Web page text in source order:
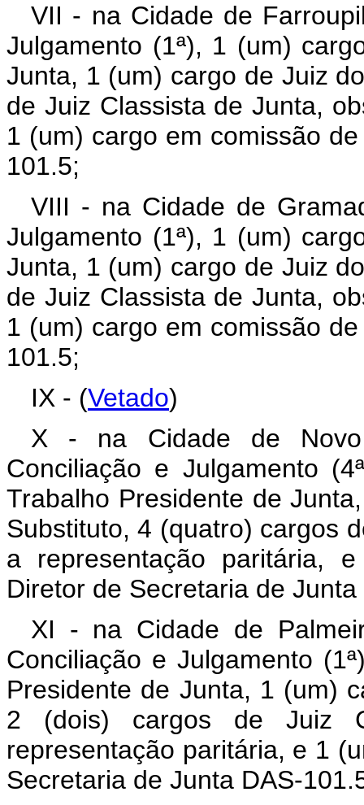
VII - na Cidade de
Julgamento (1ª), 1 (um)
Junta, 1 (um) cargo de Juiz
de Juiz Classista de Junta,
1 (um) cargo em comissão
101.5;
VIII - na Cidade de
Julgamento (1ª), 1 (um)
Junta, 1 (um) cargo de Juiz
de Juiz Classista de Junta,
1 (um) cargo em comissão
101.5;
IX - (Vetado)
X - na Cidade de
Conciliação e Julgamento
Trabalho Presidente de
Substituto, 4 (quatro) cargos
a representação paritária,
Diretor de Secretaria de
XI - na Cidade de
Conciliação e Julgamento
Presidente de Junta, 1 (um)
2 (dois) cargos de Juiz
representação paritária, e 1
Secretaria de Junta DAS-